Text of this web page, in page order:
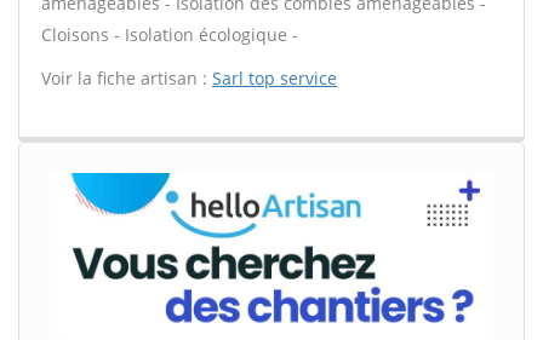
Cloisons - Isolation écologique -
Voir la fiche artisan : Sarl top service